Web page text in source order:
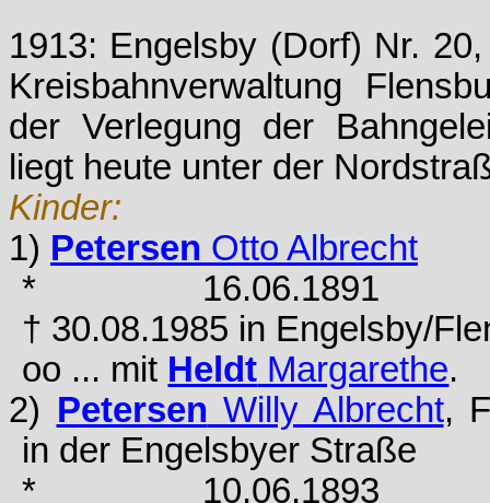
1913: Engelsby (Dorf) Nr.
Kreisbahnverwaltung
der Verlegung der
liegt heute unter der
Kinder:
1) Petersen Otto Albrecht
* 16.06.1891 in
† 30.08.1985 in Engelsby/
oo ... mit Heldt Margarethe.
2) Petersen Willy Albrecht,
in der Engelsbyer Straße
* 10.06.1893 in